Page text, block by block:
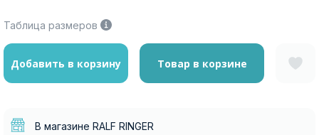
Таблица размеров
Добавить в корзину Товар в корзине
В магазине RALF RINGER